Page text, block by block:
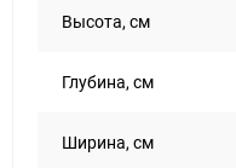
Высота, см
Глубина, см
Ширина, см